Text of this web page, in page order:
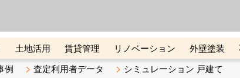
土地活用 賃貸管理 リノベーション 外壁塗装
座 リビンマガジンBiz 不動産売却ご相談デスク
例 査定利用者データ
シミュレーション 戸建て